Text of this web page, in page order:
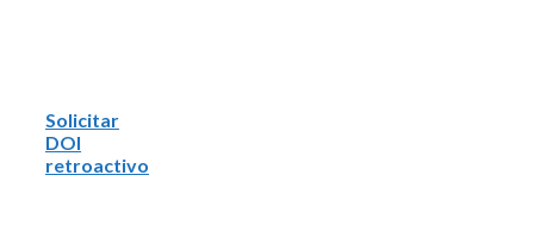
Solicitar
DOI
retroactivo